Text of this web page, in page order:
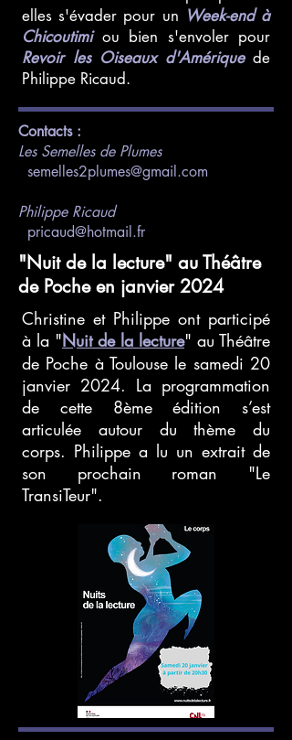
elles s'évader pour un Week-end à
Chicoutimiou bien s'envoler pour
Revoir les Oiseaux d'Amériquede
Philippe Ricaud.
Contacts :
Les Semelles de Plumes
semelles2plumes@gmail.com
Philippe Ricaud
pricaud@hotmail.fr
"Nuit de la lecture" au Théâtre
de Poche en janvier 2024
Christine et Philippe ont participé
à la "Nuit de la lecture" au Théâtre
de Poche à Toulouse le samedi 20
janvier 2024. La programmation
de cette 8ème édition s’est
articulée autour du thème du
corps. Philippe a lu un extrait de
son prochain roman "Le
TransiTeur".